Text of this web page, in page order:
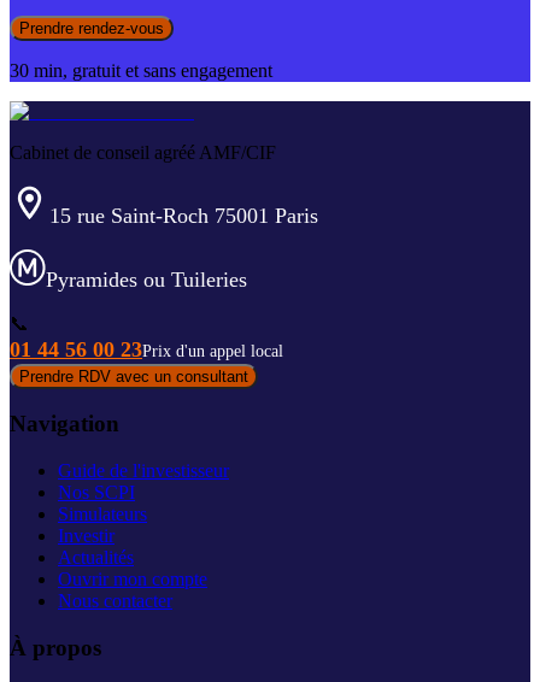
Prendre rendez-vous
30 min, gratuit et sans engagement
Cabinet de conseil agréé AMF/CIF
15 rue Saint-Roch 75001 Paris
Pyramides ou Tuileries
📞
01 44 56 00 23Prix d'un appel local
Prendre RDV avec un consultant
Navigation
Guide de l'investisseur
Nos SCPI
Simulateurs
Investir
Actualités
Ouvrir mon compte
Nous contacter
À propos